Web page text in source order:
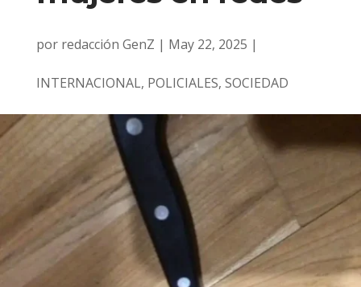
por redacción GenZ | May 22, 2025 |
INTERNACIONAL, POLICIALES, SOCIEDAD